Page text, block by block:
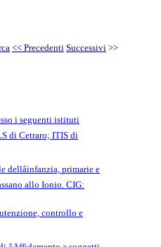
<< Precedenti Successivi >>
i seguenti istituti
di Cetraro; ITIS di
primarie e
allo Ionio. CIG:
controllo e